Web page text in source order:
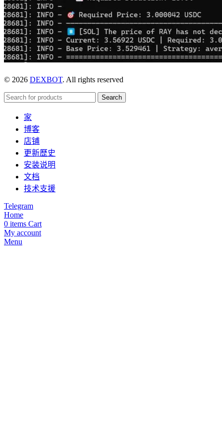
© 2026 DEXBOT. All rights reserved
Search
家
博客
店铺
更新歷史
安装说明
文档
技术支援
Telegram
Home
0 items Cart
My account
Menu